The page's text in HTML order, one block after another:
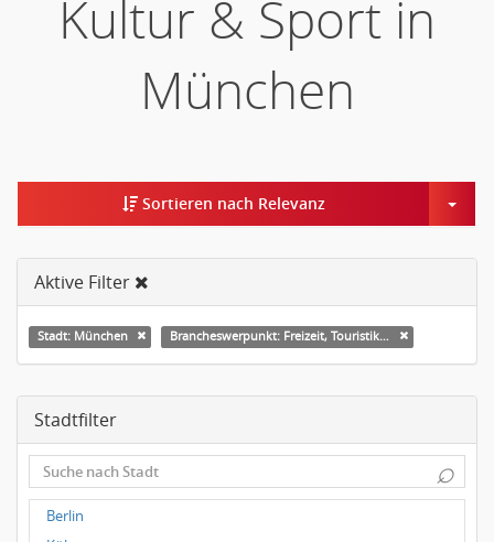
Kultur & Sport in
München
Sortieren nach Relevanz
Aktive Filter
Stadt: München Brancheswerpunkt: Freizeit, Touristik, Kultur & Sport
Stadtfilter
⌕
Berlin